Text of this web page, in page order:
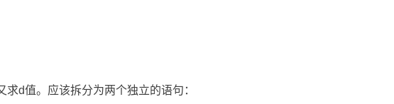
求d值。应该拆分为两个独立的语句：